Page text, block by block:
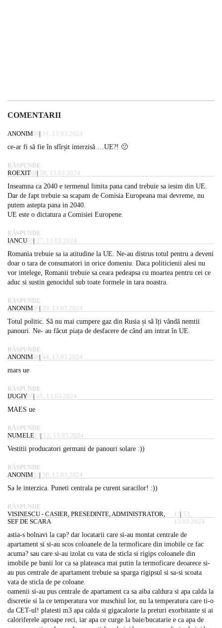
COMENTARII
ANONIM08:31, 13.03.2024
ce-ar fi să fie în sfîrșit interzisă …UE?! 🙁
RĂSPUNDE
ROEXIT08:50, 13.03.2024
Inseamna ca 2040 e termenul limita pana cand trebuie sa iesim din UE.
Dar de fapt trebuie sa scapam de Comisia Europeana mai devreme, nu
putem astepta pana in 2040.
UE este o dictatura a Comisiei Europene.
RĂSPUNDE
IANCU09:27, 13.03.2024
Romania trebuie sa ia atitudine la UE. Ne-au distrus totul pentru a deveni
doar o tara de consumatori in orice domeniu. Daca politicienii alesi nu
vor intelege, Romanii trebuie sa ceara pedeapsa cu moartea pentru cei ce
aduc si sustin genocidul sub toate formele in tara noastra.
RĂSPUNDE
ANONIM09:29, 13.03.2024
Totul politic. Să nu mai cumpere gaz din Rusia și să îți vândă nemtii
panouri. Ne- au făcut piața de desfacere de când am intrat în UE.
RĂSPUNDE
ANONIM09:44, 13.03.2024
mars ue
RĂSPUNDE
IJUGIY09:45, 13.03.2024
MAES ue
RĂSPUNDE
NUMELE11:12, 13.03.2024
Vestitii producatori germani de panouri solare :))
RĂSPUNDE
ANONIM 11:36, 13.03.2024
Sa le interzica. Puneti centrala pe curent saracilor! :))
RĂSPUNDE
VISINESCU - CASIER, PRESEDINTE, ADMINISTRATOR,
SEF DE SCARA
11:53,
13.03.2024
astia-s bolnavi la cap? dar locatarii care si-au montat centrale de
apartament si si-au scos coloanele de la termoficare din imobile ce fac
acuma? sau care si-au izolat cu vata de sticla si rigips coloanele din
imobile pe banii lor ca sa plateasca mai putin la termoficare deoarece si-
au pus centrale de apartament trebuie sa sparga rigipsul si sa-si scoata
vata de sticla de pe coloane.
oamenii si-au pus centrale de apartament ca sa aiba caldura si apa calda la
discretie si la ce temperatura vor muschiul lor, nu la temperatura care ti-o
da CET-ul! platesti m3 apa calda si gigacalorie la preturi exorbitante si ai
caloriferele aproape reci, iar apa ce curge la baie/bucatarie e ca apa de